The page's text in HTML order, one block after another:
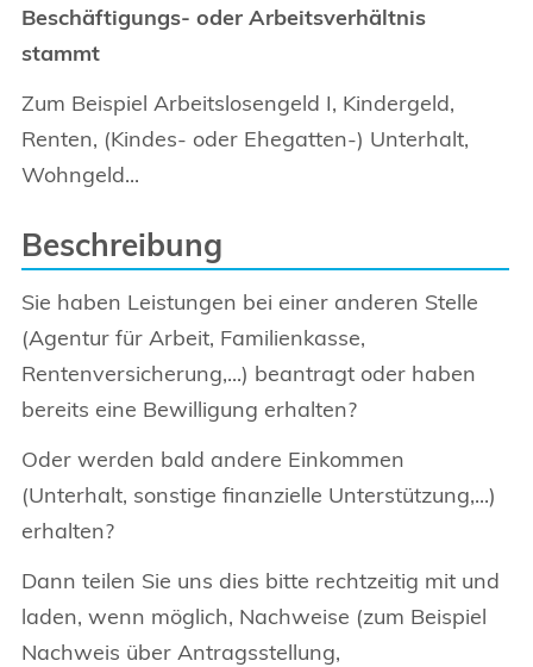
Beschäftigungs- oder Arbeitsverhältnis
stammt
Zum Beispiel Arbeitslosengeld I, Kindergeld,
Renten, (Kindes- oder Ehegatten-) Unterhalt,
Wohngeld...
Beschreibung
Sie haben Leistungen bei einer anderen Stelle
(Agentur für Arbeit, Familienkasse,
Rentenversicherung,...) beantragt oder haben
bereits eine Bewilligung erhalten?
Oder werden bald andere Einkommen
(Unterhalt, sonstige finanzielle Unterstützung,...)
erhalten?
Dann teilen Sie uns dies bitte rechtzeitig mit und
laden, wenn möglich, Nachweise (zum Beispiel
Nachweis über Antragsstellung,